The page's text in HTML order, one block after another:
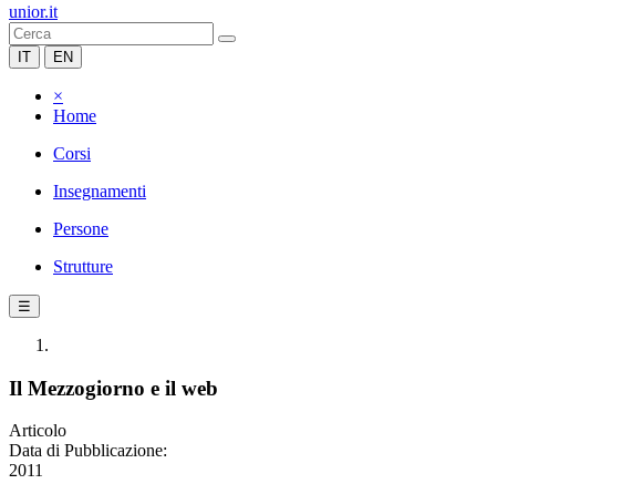
unior.it
IT EN
×
Home
Corsi
Insegnamenti
Persone
Strutture
☰
Il Mezzogiorno e il web
Articolo
Data di Pubblicazione:
2011